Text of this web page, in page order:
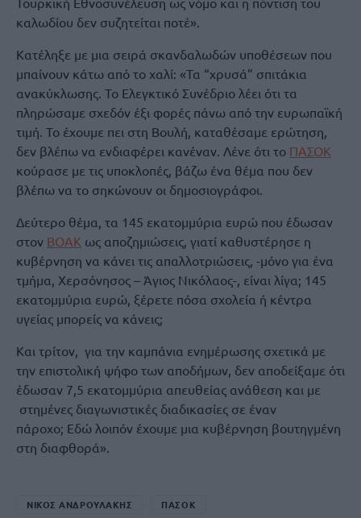
καλωδίου δεν συζητείται ποτέ».
Κατέληξε με μια σειρά σκανδαλωδών υποθέσεων που
μπαίνουν κάτω από το χαλί: «Τα “χρυσά” σπιτάκια
ανακύκλωσης. Το Ελεγκτικό Συνέδριο λέει ότι τα
πληρώσαμε σχεδόν έξι φορές πάνω από την ευρωπαϊκή
τιμή. Το έχουμε πει στη Βουλή, καταθέσαμε ερώτηση,
δεν βλέπω να ενδιαφέρει κανέναν. Λένε ότι το ΠΑΣΟΚ
κούρασε με τις υποκλοπές, βάζω ένα θέμα που δεν
βλέπω να το σηκώνουν οι δημοσιογράφοι.
Δεύτερο θέμα, τα 145 εκατομμύρια ευρώ που έδωσαν
στον ΒΟΑΚ ως αποζημιώσεις, γιατί καθυστέρησε η
κυβέρνηση να κάνει τις απαλλοτριώσεις, -μόνο για ένα
τμήμα, Χερσόνησος – Άγιος Νικόλαος-, είναι λίγα; 145
εκατομμύρια ευρώ, ξέρετε πόσα σχολεία ή κέντρα
υγείας μπορείς να κάνεις;
Και τρίτον, για την καμπάνια ενημέρωσης σχετικά με
την επιστολική ψήφο των αποδήμων, δεν αποδείξαμε ότι
έδωσαν 7,5 εκατομμύρια απευθείας ανάθεση και με
στημένες διαγωνιστικές διαδικασίες σε έναν
πάροχο; Εδώ λοιπόν έχουμε μια κυβέρνηση βουτηγμένη
στη διαφθορά».
ΝΙΚΟΣ ΑΝΔΡΟΥΛΑΚΗΣ ΠΑΣΟΚ